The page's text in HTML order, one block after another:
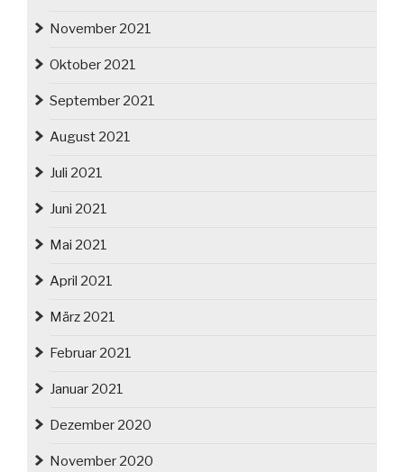
November 2021
Oktober 2021
September 2021
August 2021
Juli 2021
Juni 2021
Mai 2021
April 2021
März 2021
Februar 2021
Januar 2021
Dezember 2020
November 2020